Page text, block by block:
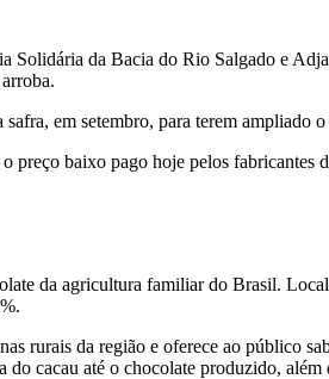
da Bacia do Rio Salgado e
em setembro, para terem ampliado
baixo pago hoje pelos
da agricultura familiar do Brasil.
rurais da região e oferece ao público
cacau até o chocolate produzido,